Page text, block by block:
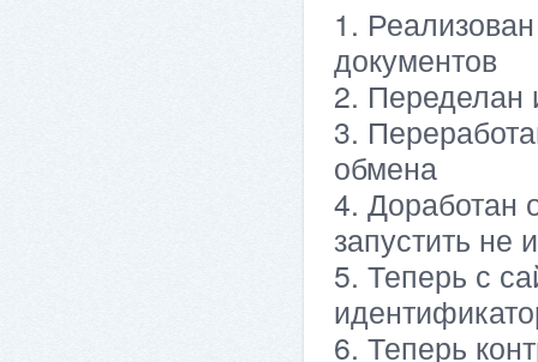
1.
документов
2. Переделан
3.
обмена
4. Доработан
запустить не
5. Теперь с
6. Теперь